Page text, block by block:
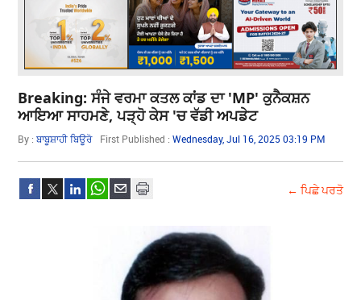
Breaking: ਸੰਜੇ ਵਰਮਾ ਕਤਲ ਕਾਂਡ ਦਾ 'MP' ਕੁਨੈਕਸ਼ਨ
ਆਇਆ ਸਾਹਮਣੇ, ਪੜ੍ਹੋ ਕੇਸ 'ਚ ਵੱਡੀ ਅਪਡੇਟ
By :ਬਾਬੂਸ਼ਾਹੀ ਬਿਊਰੋ First Published :Wednesday, Jul 16, 2025 03:19 PM
← ਪਿਛੇ ਪਰਤੋ